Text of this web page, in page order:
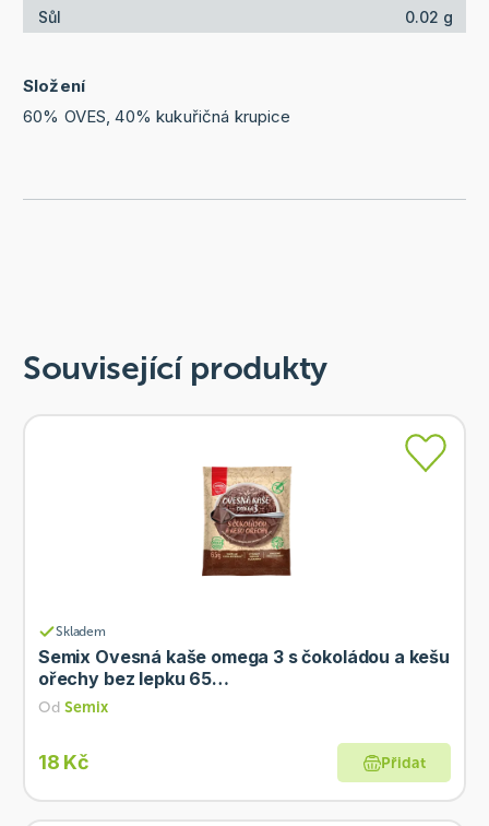
Sůl
0.02 g
Složení
60% OVES, 40% kukuřičná krupice
Související produkty
Skladem
Semix Ovesná kaše omega 3 s čokoládou a kešu
ořechy bez lepku 65…
Od Semix
18 Kč Přidat